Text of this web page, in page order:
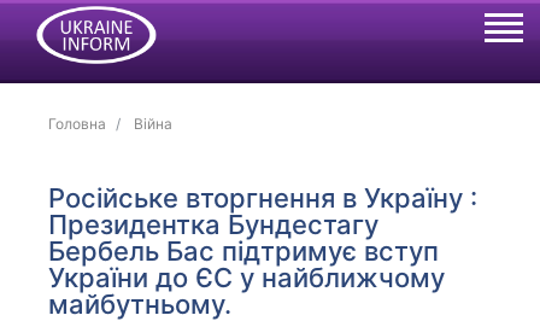
Головна Війна
Російське вторгнення в Україну :
Президентка Бундестагу
Бербель Бас підтримує вступ
України до ЄС у найближчому
майбутньому.